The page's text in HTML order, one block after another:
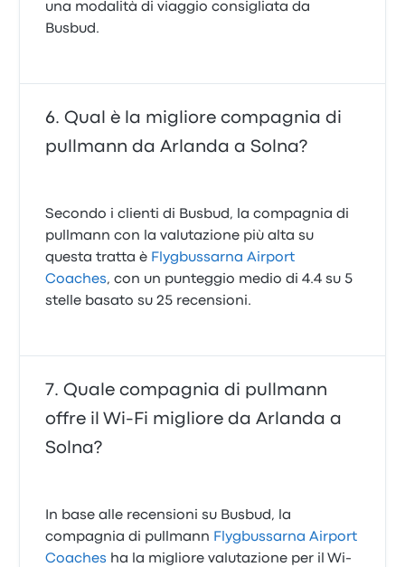
una modalità di viaggio consigliata da
Busbud.
Qual è la migliore compagnia di
pullmann da Arlanda a Solna?
Secondo i clienti di Busbud, la compagnia di
pullmann con la valutazione più alta su
questa tratta è Flygbussarna Airport
Coaches, con un punteggio medio di 4.4 su 5
stelle basato su 25 recensioni.
Quale compagnia di pullmann
offre il Wi‑Fi migliore da Arlanda a
Solna?
In base alle recensioni su Busbud, la
compagnia di pullmann Flygbussarna Airport
Coaches ha la migliore valutazione per il Wi-